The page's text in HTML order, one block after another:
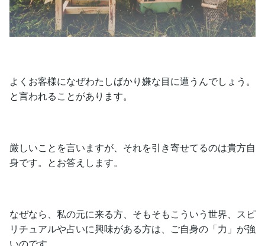
よくお客様になぜわたしばかり嫌な目に遭うんでしょう。
と言われることがあります。
厳しいことを言いますが、それを引き寄せてるのは貴方自
身です。とお答えします。
なぜなら、私の元に来る方、そもそもこういう世界、スピ
リチュアルや占いに興味がある方は、ご自身の「力」が強